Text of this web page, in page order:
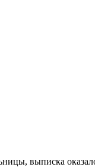
выписка